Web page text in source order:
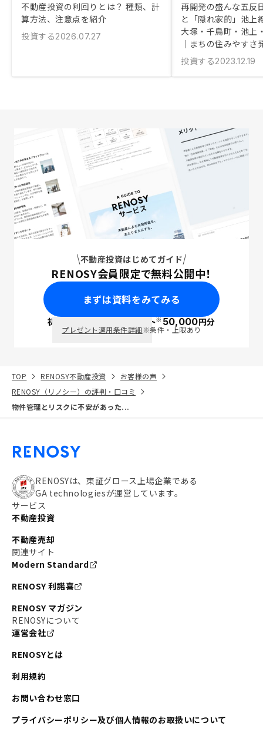
不動産投資の利回りとは？ 種類、計
算方法、注意点を紹介
投資する2026.07.27
再開発の盛んな五反
と「隠れ家的」池上
大塚・千鳥町・池上
｜まちの住みやすさ
投資する2023.12.19
不動産投資はじめてガイド
RENOSY会員限定で無料公開中！
まずは資料をみてみる
初回面談で ポイント※50,000円分
プレゼント適用条件詳細※条件・上限あり
TOP RENOSY不動産投資
お客様の声
RENOSY（リノシー）の評判・口コミ
物件管理とリスクに不安があった...
RENOSYは、東証グロース上場企業である
GA technologiesが運営しています。
サービス
不動産投資
不動産売却
関連サイト
Modern Standard
RENOSY 利諾喜
RENOSY マガジン
RENOSYについて
運営会社
RENOSYとは
利用規約
お問い合わせ窓口
プライバシーポリシー及び個人情報のお取扱いについて